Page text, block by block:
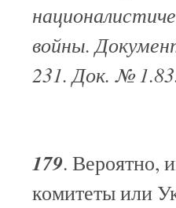
войны.
231. Док. №
179. Вероятно,
комитеты или